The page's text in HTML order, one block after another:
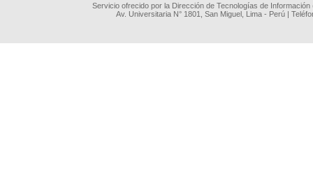
Servicio ofrecido por la Dirección de Tecnologías de
Av. Universitaria N° 1801, San Miguel, Lima - Perú |